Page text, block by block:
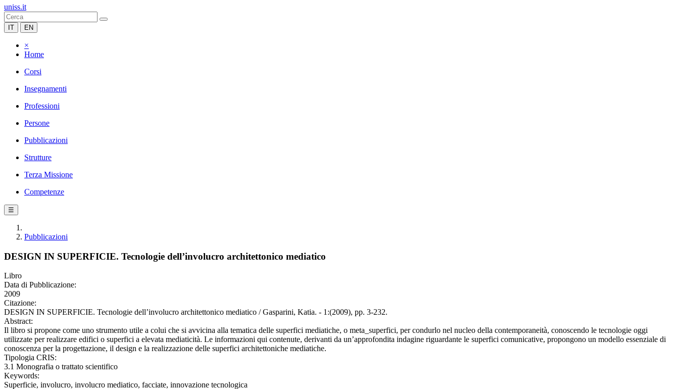
uniss.it
IT EN
×
Home
Corsi
Insegnamenti
Professioni
Persone
Pubblicazioni
Strutture
Terza Missione
Competenze
☰
Pubblicazioni
DESIGN IN SUPERFICIE. Tecnologie dell’involucro architettonico mediatico
Libro
Data di Pubblicazione:
2009
Citazione:
DESIGN IN SUPERFICIE. Tecnologie dell’involucro architettonico mediatico / Gasparini, Katia. - 1:(2009), pp. 3-232.
Abstract:
Il libro si propone come uno strumento utile a colui che si avvicina alla tematica delle superfici mediatiche, o meta_superfici, per condurlo nel nucleo della contemporaneità, conoscendo le tecnologie oggi
utilizzate per realizzare edifici o superfici a elevata mediaticità. Le informazioni qui contenute, derivanti da un’approfondita indagine riguardante le superfici comunicative, propongono un modello essenziale di
conoscenza per la progettazione, il design e la realizzazione delle superfici architettoniche mediatiche.
Tipologia CRIS:
3.1 Monografia o trattato scientifico
Keywords:
Superficie, involucro, involucro mediatico, facciate, innovazione tecnologica